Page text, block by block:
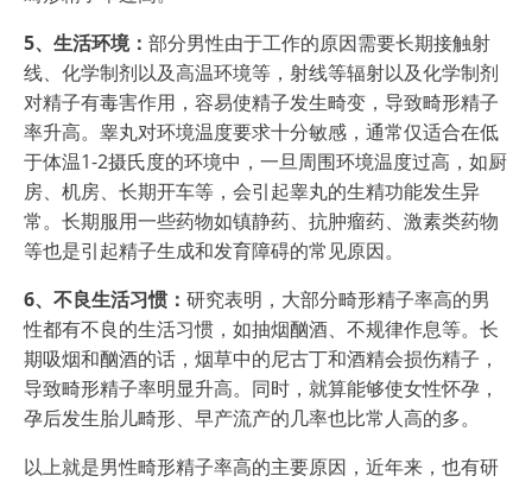
5、生活环境： 部分男性由于工作的原因需要长期接触射
线、化学制剂以及高温环境等，射线等辐射以及化学制剂
对精子有毒害作用，容易使精子发生畸变，导致畸形精子
率升高。睾丸对环境温度要求十分敏感，通常仅适合在低
于体温1-2摄氏度的环境中，一旦周围环境温度过高，如厨
房、机房、长期开车等，会引起睾丸的生精功能发生异
常。长期服用一些药物如镇静药、抗肿瘤药、激素类药物
等也是引起精子生成和发育障碍的常见原因。
6、不良生活习惯： 研究表明，大部分畸形精子率高的男
性都有不良的生活习惯，如抽烟酗酒、不规律作息等。长
期吸烟和酗酒的话，烟草中的尼古丁和酒精会损伤精子，
导致畸形精子率明显升高。同时，就算能够使女性怀孕，
孕后发生胎儿畸形、早产流产的几率也比常人高的多。
以上就是男性畸形精子率高的主要原因，近年来，也有研